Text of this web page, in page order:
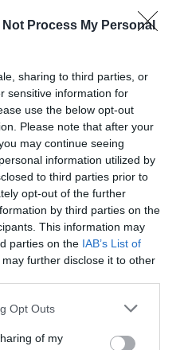
Not Process My Personal
sharing to third parties, or
sensitive information for
use the below opt-out
Please note that after your
may continue seeing
information utilized by
to third parties prior to
opt-out of the further
by third parties on the
This information may
parties on the IAB’s List of
may further disclose it to other
uses one or more Google
behaviour. You may click to
Opt Outs
of my
VHJ9EXSJYF
Journal
tártak fel, melyeket
Az ott talált
egy speciális,
az
lehet következtetni,
i. e. hetedik évezred
konfliktusok
ugyanis az erődöt